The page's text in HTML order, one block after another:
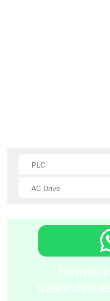
PLC
AC Drive
Bizimle
üzerinden